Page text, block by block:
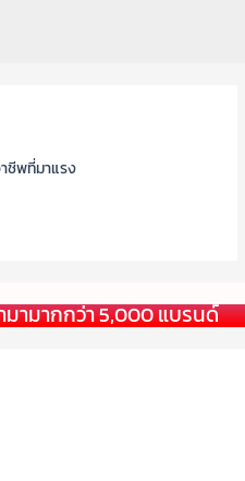
ชีพที่มาแรง
ามากกว่า 5,000 แบรนด์